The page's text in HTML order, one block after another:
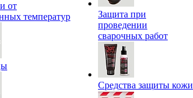
от
температур
Защита при
проведении
сварочных работ
Средства защиты кожи